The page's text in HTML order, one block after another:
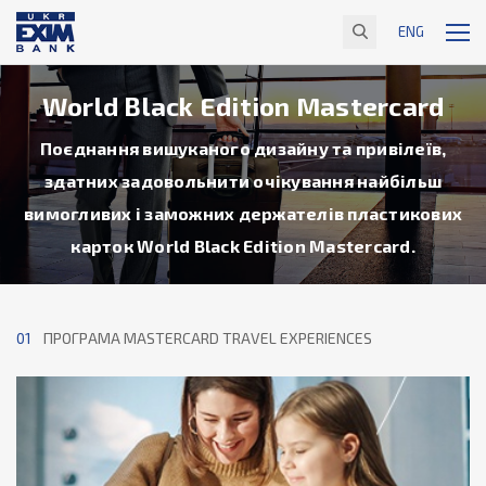
ENG
World Black Edition Mastercard
Поєднання вишуканого дизайну та привілеїв,
здатних задовольнити очікування найбільш
вимогливих і заможних держателів пластикових
карток World Black Edition Mastercard.
02 ПРОГРАМА MASTERCARD БІЛЬШЕ